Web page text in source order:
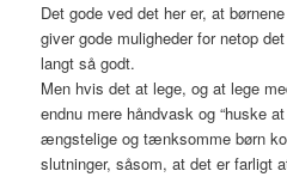
Det gode ved det her er, at
giver gode muligheder for netop
langt så godt.
Men hvis det at lege, og at lege
endnu mere håndvask og “huske
ængstelige og tænksomme børn
slutninger, såsom, at det er farligt